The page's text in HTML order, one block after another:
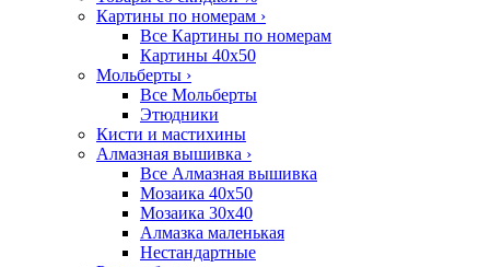
Картины по номерам ›
Все Картины по номерам
Картины 40x50
Мольберты ›
Все Мольберты
Этюдники
Кисти и мастихины
Алмазная вышивка ›
Все Алмазная вышивка
Мозаика 40x50
Мозаика 30x40
Алмазка маленькая
Нестандартные